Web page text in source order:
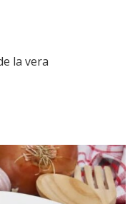
la vera